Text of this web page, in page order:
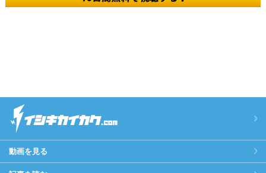
動画を見る